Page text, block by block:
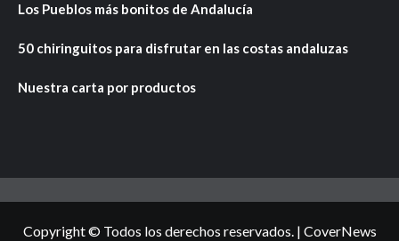
Los Pueblos más bonitos de Andalucía
50 chiringuitos para disfrutar en las costas andaluzas
Nuestra carta por productos
Copyright © Todos los derechos reservados. | CoverNews